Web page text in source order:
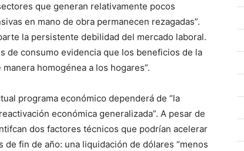
que generan relativamente pocos
en mano de obra permanecen rezagadas”.
la persistente debilidad del mercado laboral.
de consumo evidencia que los beneficios de la
homogénea a los hogares”.
programa económico dependerá de “la
económica generalizada”. A pesar de
dos factores técnicos que podrían acelerar
fin de año: una liquidación de dólares “menos